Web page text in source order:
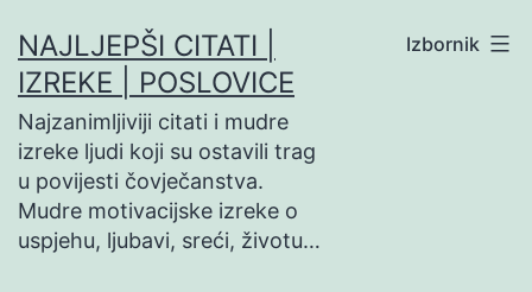
na
sadržaj
NAJLJEPŠI CITATI |
IZREKE | POSLOVICE
Najzanimljiviji citati i mudre
izreke ljudi koji su ostavili trag
u povijesti čovječanstva.
Mudre motivacijske izreke o
uspjehu, ljubavi, sreći, životu…
Izbornik